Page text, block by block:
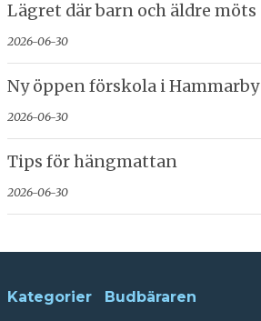
Lägret där barn och äldre möts
2026-06-30
Ny öppen förskola i Hammarby
2026-06-30
Tips för hängmattan
2026-06-30
Kategorier Budbäraren